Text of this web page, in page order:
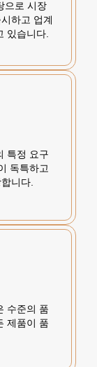
으로 시장
하고 업계
있습니다.
특정 요구
독특하고
니다.
수준의 품
제품이 품